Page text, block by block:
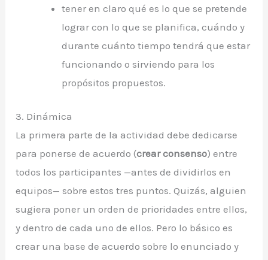
tener en claro qué es lo que se pretende
lograr con lo que se planifica, cuándo y
durante cuánto tiempo tendrá que estar
funcionando o sirviendo para los
propósitos propuestos.
3. Dinámica
La primera parte de la actividad debe dedicarse
para ponerse de acuerdo (crear consenso) entre
todos los participantes —antes de dividirlos en
equipos— sobre estos tres puntos. Quizás, alguien
sugiera poner un orden de prioridades entre ellos,
y dentro de cada uno de ellos. Pero lo básico es
crear una base de acuerdo sobre lo enunciado y